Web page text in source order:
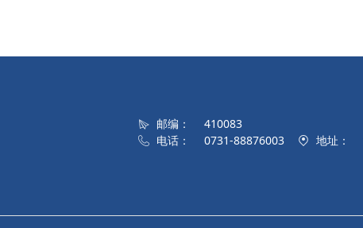
邮编：
410083
电话：
0731-88876003 地址：